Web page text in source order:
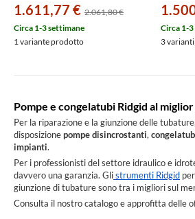
1.611,77 € 2.061,80 €
Circa 1-3 settimane
1 variante prodotto
Circa 1-
3
Pompe e congelatubi Ridgid al
Per la riparazione e la giunzione delle
disposizionepompe disincrostanti,
impianti.
Per i professionisti del settore idraulico e
davvero una garanzia. Glistrumenti Ridgid
giunzione di tubature sono tra i migliori sul
Consulta il nostro catalogo e approfitta delle